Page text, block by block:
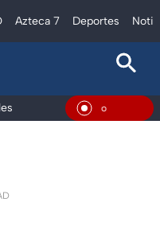
Azteca 7 Deportes
En Vivo